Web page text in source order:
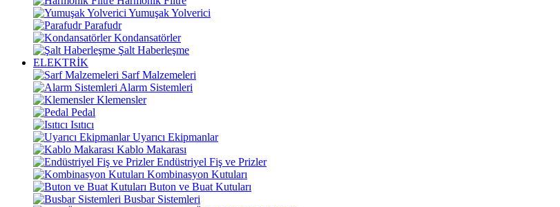
Yumuşak Yolverici
Parafudr
Kondansatörler
Şalt Haberleşme
ELEKTRİK
Sarf Malzemeleri
Alarm Sistemleri
Klemensler
Pedal
Isıtıcı
Uyarıcı Ekipmanlar
Kablo Makarası
Endüstriyel Fiş ve Prizler
Kombinasyon Kutuları
Buton ve Buat Kutuları
Busbar Sistemleri